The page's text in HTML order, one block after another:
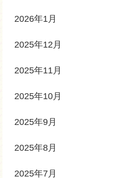
2026年1月
2025年12月
2025年11月
2025年10月
2025年9月
2025年8月
2025年7月